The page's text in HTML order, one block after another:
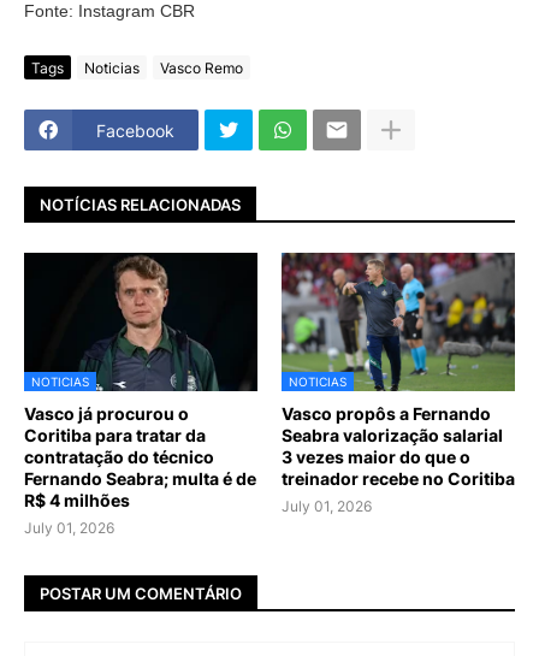
Fonte: Instagram CBR
Tags Noticias Vasco Remo
Facebook
NOTÍCIAS RELACIONADAS
NOTICIAS
Vasco já procurou o
Coritiba para tratar da
contratação do técnico
Fernando Seabra; multa é de
R$ 4 milhões
July 01, 2026
NOTICIAS
Vasco propôs a Fernando
Seabra valorização salarial
3 vezes maior do que o
treinador recebe no Coritiba
July 01, 2026
POSTAR UM COMENTÁRIO